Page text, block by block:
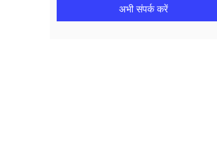
अभी संपर्क करें